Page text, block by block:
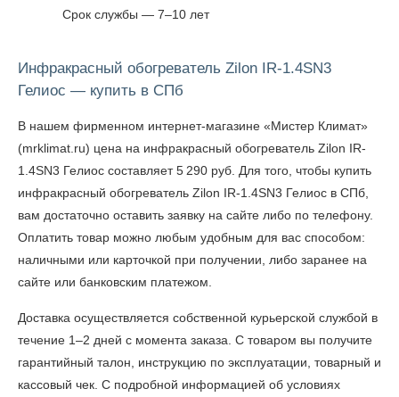
Срок службы — 7–10 лет
Инфракрасный обогреватель Zilon IR-1.4SN3
Гелиос — купить в СПб
В нашем фирменном интернет-магазине «Мистер Климат»
(mrklimat.ru) цена на инфракрасный обогреватель Zilon IR-
1.4SN3 Гелиос составляет 5 290 руб. Для того, чтобы купить
инфракрасный обогреватель Zilon IR-1.4SN3 Гелиос в СПб
вам достаточно оставить заявку на сайте либо по телефону.
Оплатить товар можно любым удобным для вас способом:
наличными или карточкой при получении, либо заранее на
сайте или банковским платежом.
Доставка осуществляется собственной курьерской службой в
течение 1–2 дней с момента заказа. С товаром вы получите
гарантийный талон, инструкцию по эксплуатации, товарный и
кассовый чек. С подробной информацией об условиях